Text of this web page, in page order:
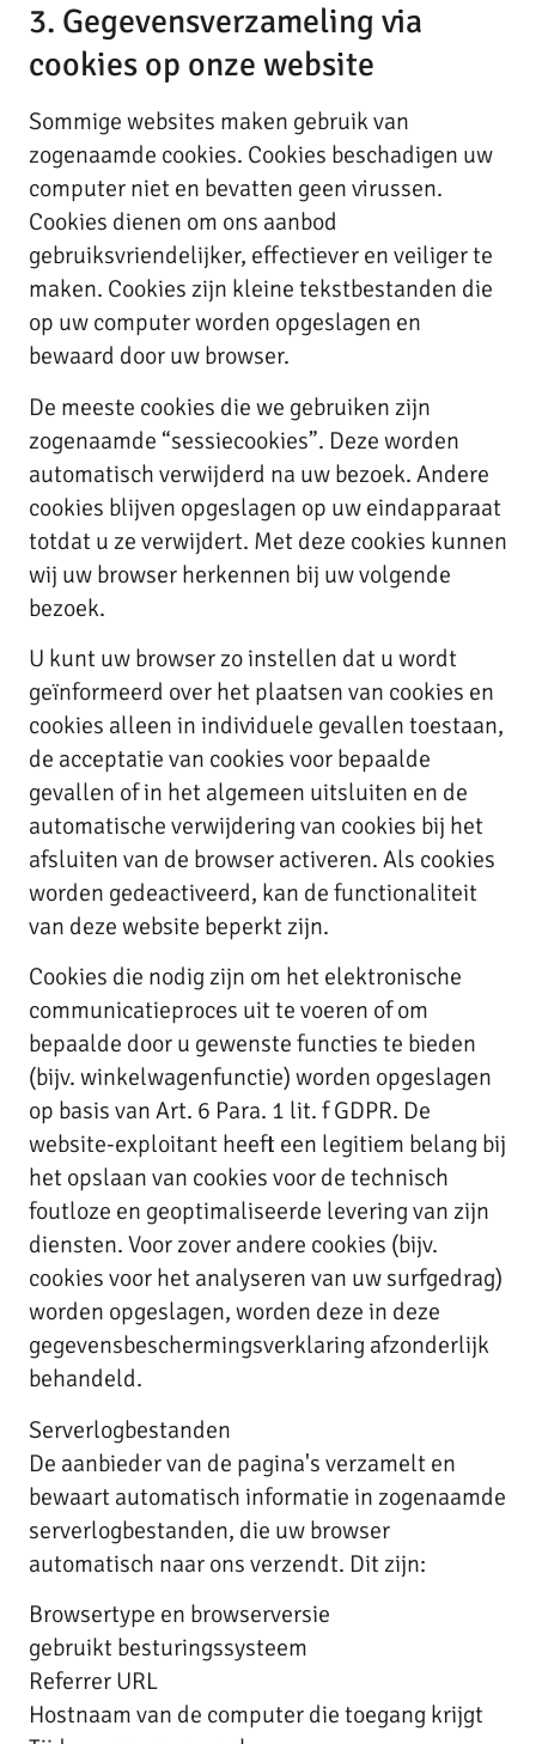
3. Gegevensverzameling via
cookies op onze website
Sommige websites maken gebruik van
zogenaamde cookies. Cookies beschadigen uw
computer niet en bevatten geen virussen.
Cookies dienen om ons aanbod
gebruiksvriendelijker, effectiever en veiliger te
maken. Cookies zijn kleine tekstbestanden die
op uw computer worden opgeslagen en
bewaard door uw browser.
De meeste cookies die we gebruiken zijn
zogenaamde “sessiecookies”. Deze worden
automatisch verwijderd na uw bezoek. Andere
cookies blijven opgeslagen op uw eindapparaat
totdat u ze verwijdert. Met deze cookies kunnen
wij uw browser herkennen bij uw volgende
bezoek.
U kunt uw browser zo instellen dat u wordt
geïnformeerd over het plaatsen van cookies en
cookies alleen in individuele gevallen toestaan,
de acceptatie van cookies voor bepaalde
gevallen of in het algemeen uitsluiten en de
automatische verwijdering van cookies bij het
afsluiten van de browser activeren. Als cookies
worden gedeactiveerd, kan de functionaliteit
van deze website beperkt zijn.
Cookies die nodig zijn om het elektronische
communicatieproces uit te voeren of om
bepaalde door u gewenste functies te bieden
(bijv. winkelwagenfunctie) worden opgeslagen
op basis van Art. 6 Para. 1 lit. f GDPR. De
website-exploitant heeft een legitiem belang bij
het opslaan van cookies voor de technisch
foutloze en geoptimaliseerde levering van zijn
diensten. Voor zover andere cookies (bijv.
cookies voor het analyseren van uw surfgedrag)
worden opgeslagen, worden deze in deze
gegevensbeschermingsverklaring afzonderlijk
behandeld.
Serverlogbestanden
De aanbieder van de pagina's verzamelt en
bewaart automatisch informatie in zogenaamde
serverlogbestanden, die uw browser
automatisch naar ons verzendt. Dit zijn:
Browsertype en browserversie
gebruikt besturingssysteem
Referrer URL
Hostnaam van de computer die toegang krijgt